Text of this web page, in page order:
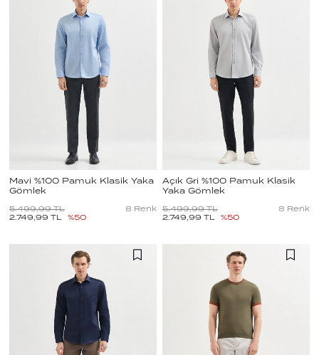
Mavi %100 Pamuk Klasik Yaka
Gömlek
5.499,99 TL
2.749,99 TL %50
8 Renk
Açık Gri %100 Pamuk Klasik
Yaka Gömlek
5.499,99 TL
2.749,99 TL %50
8 Renk